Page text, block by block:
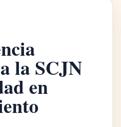
la SCJN
en